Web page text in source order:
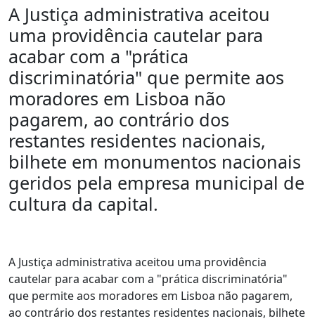
A Justiça administrativa aceitou
uma providência cautelar para
acabar com a "prática
discriminatória" que permite aos
moradores em Lisboa não
pagarem, ao contrário dos
restantes residentes nacionais,
bilhete em monumentos nacionais
geridos pela empresa municipal de
cultura da capital.
A Justiça administrativa aceitou uma providência
cautelar para acabar com a "prática discriminatória"
que permite aos moradores em Lisboa não pagarem,
ao contrário dos restantes residentes nacionais, bilhete